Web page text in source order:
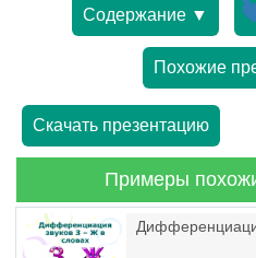
Содержание ▼
Похожие
Скачать презентацию
Примеры